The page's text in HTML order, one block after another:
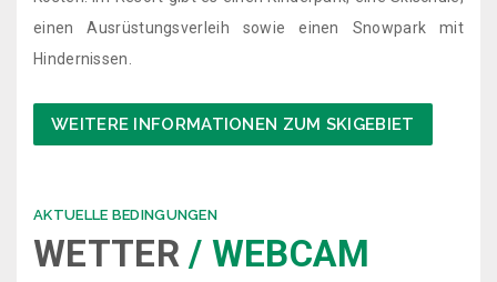
einen Ausrüstungsverleih sowie einen Snowpark mit
Hindernissen.
WEITERE INFORMATIONEN ZUM SKIGEBIET
AKTUELLE BEDINGUNGEN
WETTER/ WEBCAM